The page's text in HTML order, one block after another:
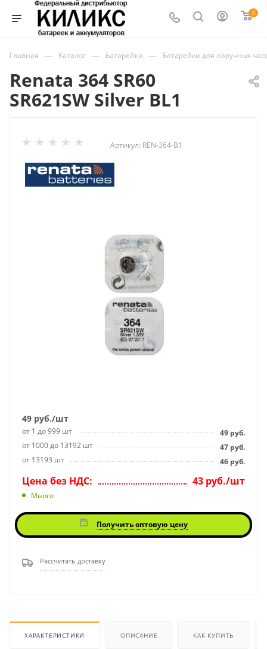
0
Главная — Каталог — Батарейки — Батарейки для наручных
Renata 364 SR60
SR621SW Silver BL1
Артикул: REN-364-B1
49 руб./шт
от 1 до 999 шт 49 руб.
от 1000 до 13192 шт
47 руб.
от 13193 шт
46 руб.
Цена без НДС: 43 руб./шт
Много
Получить оптовую цену
Рассчитать доставку
ХАРАКТЕРИСТИКИ ОПИСАНИЕ КАК КУПИТЬ